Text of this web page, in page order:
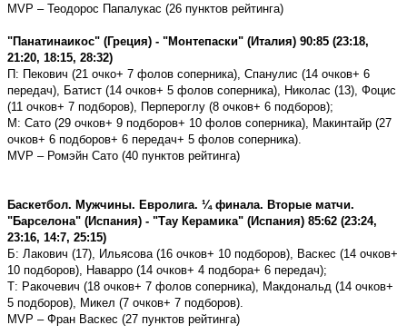
MVP – Теодорос Папалукас (26 пунктов рейтинга)
ʺПанатинаикосʺ (Греция) - ʺМонтепаскиʺ (Италия) 90:85 (23:18,
21:20, 18:15, 28:32)
П: Пекович (21 очко+ 7 фолов соперника), Спанулис (14 очков+ 6
передач), Батист (14 очков+ 5 фолов соперника), Николас (13), Фоцис
(11 очков+ 7 подборов), Перпероглу (8 очков+ 6 подборов);
М: Сато (29 очков+ 9 подборов+ 10 фолов соперника), Макинтайр (27
очков+ 6 подборов+ 6 передач+ 5 фолов соперника).
MVP – Ромэйн Сато (40 пунктов рейтинга)
Баскетбол. Мужчины. Евролига. ¼ финала. Вторые матчи.
ʺБарселонаʺ (Испания) - ʺТау Керамикаʺ (Испания) 85:62 (23:24,
23:16, 14:7, 25:15)
Б: Лакович (17), Ильясова (16 очков+ 10 подборов), Васкес (14 очков+
10 подборов), Наварро (14 очков+ 4 подбора+ 6 передач);
Т: Ракочевич (18 очков+ 7 фолов соперника), Макдональд (14 очков+
5 подборов), Микел (7 очков+ 7 подборов).
MVP – Фран Васкес (27 пунктов рейтинга)